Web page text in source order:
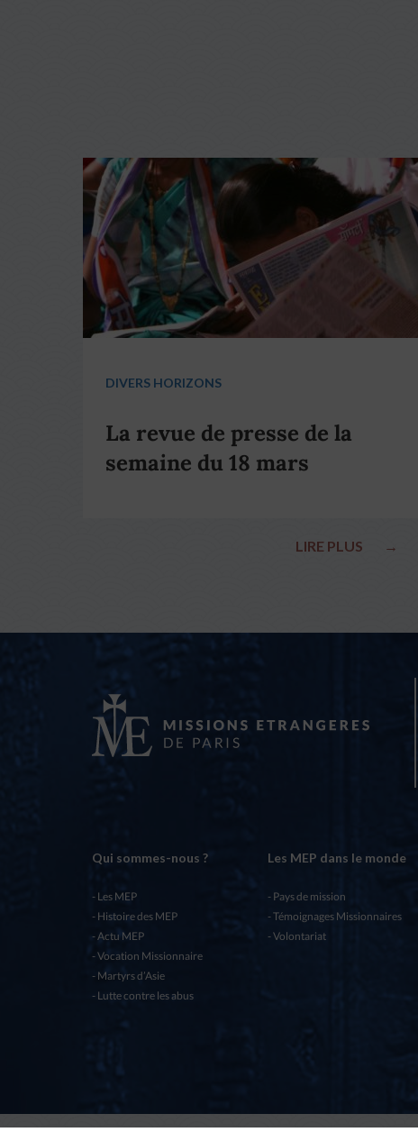
DIVERS HORIZONS
La revue de presse de la
semaine du 18 mars
LIRE PLUS →
Qui sommes-nous ?
Les MEP
Histoire des MEP
Actu MEP
Vocation Missionnaire
Martyrs d’Asie
Lutte contre les abus
Les MEP dans le monde
Pays de mission
Témoignages Missionnaires
Volontariat